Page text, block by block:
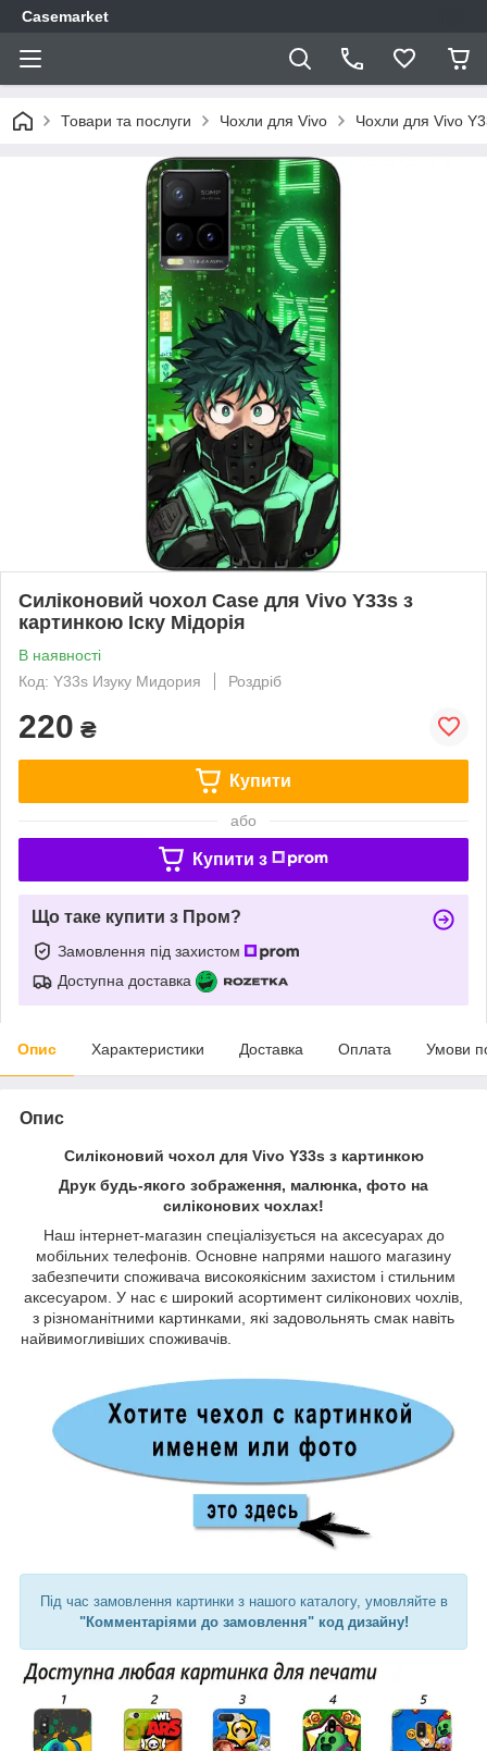
Casemarket
Товари та послуги Чохли для Vivo Чохли для Vivo
Силіконовий чохол Case для Vivo Y33s з
картинкою Іску Мідорія
В наявності
Код: Y33s Изуку Мидория
Роздріб
220 ₴
Купити
або
Купити з
Що таке купити з Пром?
Замовлення під захистом
Доступна доставка
Опис Характеристики Доставка Оплата Умови
Опис
Силіконовий чохол для Vivo Y33s з картинкою
Друк будь-якого зображення, малюнка, фото на
силіконових чохлах!
Наш інтернет-магазин спеціалізується на аксесуарах до
мобільних телефонів. Основне напрями нашого магазину
забезпечити споживача високоякісним захистом і стильним
аксесуаром. У нас є широкий асортимент силіконових чохлів,
з різноманітними картинками, які задовольнять смак навіть
найвимогливіших споживачів.
Під час замовлення картинки з нашого каталогу, умовляйте в
"Комментаріями до замовлення" код дизайну!